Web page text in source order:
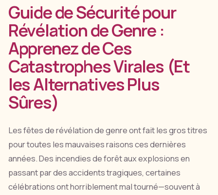
Guide de Sécurité pour
Révélation de Genre :
Apprenez de Ces
Catastrophes Virales (Et
les Alternatives Plus
Sûres)
Les fêtes de révélation de genre ont fait les gros titres
pour toutes les mauvaises raisons ces dernières
années. Des incendies de forêt aux explosions en
passant par des accidents tragiques, certaines
célébrations ont horriblement mal tourné—souvent à